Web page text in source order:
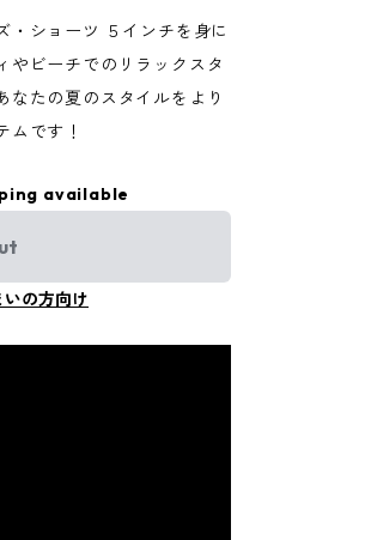
・ショーツ ５インチを身に
やビーチでのリラックスタ
なたの夏のスタイルをより
ムです！
available
の方向け